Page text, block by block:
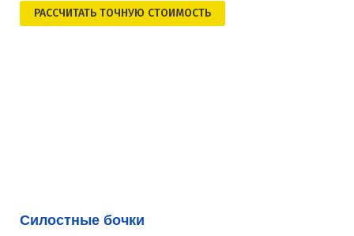
РАСCЧИТАТЬ ТОЧНУЮ СТОИМОСТЬ
Силостные бочки